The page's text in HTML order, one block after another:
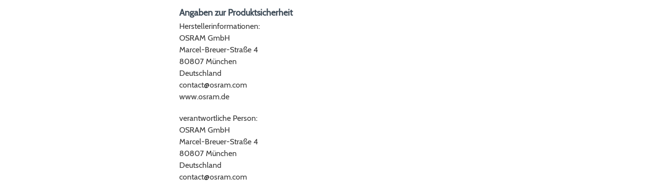
Angaben zur Produktsicherheit
Herstellerinformationen:
OSRAM GmbH
Marcel-Breuer-Straße 4
80807 München
Deutschland
contact@osram.com
www.osram.de
verantwortliche Person:
OSRAM GmbH
Marcel-Breuer-Straße 4
80807 München
Deutschland
contact@osram.com